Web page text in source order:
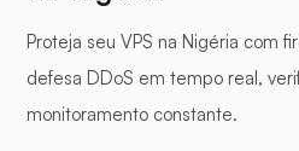
Proteja seu VPS na Nigéria com
defesa DDoS em tempo real,
monitoramento constante.